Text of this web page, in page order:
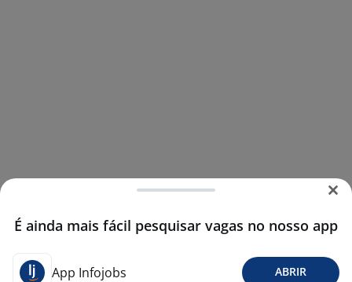
É ainda mais fácil pesquisar vagas no nosso app
App Infojobs ABRIR